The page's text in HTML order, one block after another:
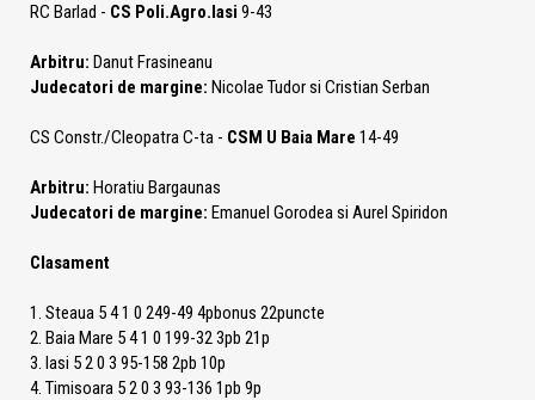
RC Barlad - CS Poli.Agro.Iasi 9-43
Arbitru: Danut Frasineanu
Judecatori de margine: Nicolae Tudor si Cristian Serban
CS Constr./Cleopatra C-ta - CSM U Baia Mare 14-49
Arbitru: Horatiu Bargaunas
Judecatori de margine: Emanuel Gorodea si Aurel Spiridon
Clasament
1. Steaua 5 4 1 0 249-49 4pbonus 22puncte
2. Baia Mare 5 4 1 0 199-32 3pb 21p
3. Iasi 5 2 0 3 95-158 2pb 10p
4. Timisoara 5 2 0 3 93-136 1pb 9p